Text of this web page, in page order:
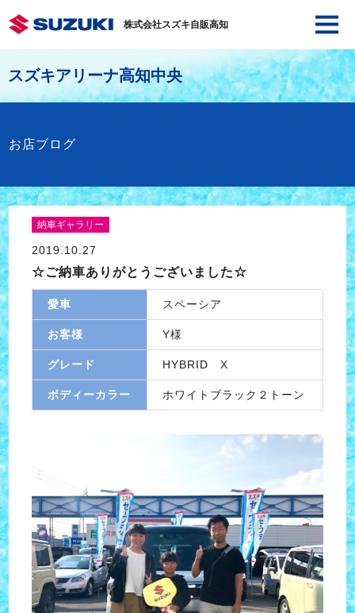
株式会社スズキ自販高知
スズキアリーナ高知中央
お店ブログ
納車ギャラリー
2019.10.27
☆ご納車ありがとうございました☆
愛車 スペーシア
お客様 Y様
グレード HYBRID X
ボディーカラー ホワイトブラック２トーン